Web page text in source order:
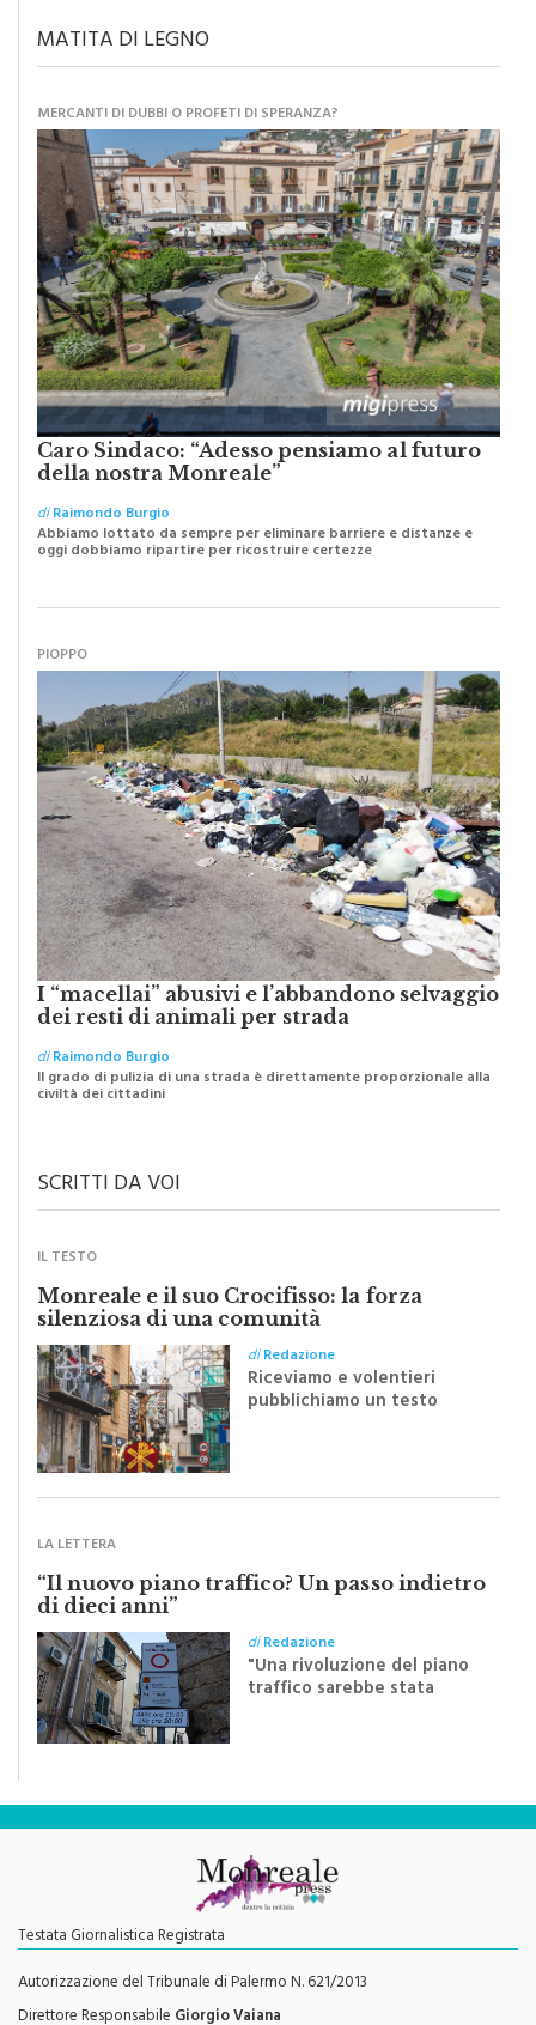
Caro Sindaco: “Adesso pensiamo al futuro
della nostra Monreale”
diRaimondo Burgio
Abbiamo lottato da sempre per eliminare barriere e distanze e
oggi dobbiamo ripartire per ricostruire certezze
I “macellai” abusivi e l’abbandono selvaggio
dei resti di animali per strada
diRaimondo Burgio
Il grado di pulizia di una strada è direttamente proporzionale alla
civiltà dei cittadini
Monreale e il suo Crocifisso: la forza
silenziosa di una comunità
diRedazione
Riceviamo e volentieri
pubblichiamo un testo
inviato dalla scrittrice
monrealese Mariella
“Il nuovo piano traffico? Un passo indietro
di dieci anni”
"Una rivoluzione del piano
traffico sarebbe stata
efficace se preceduta da
una rivoluzione culturale"
Testata Giornalistica Registrata
Autorizzazione del Tribunale di Palermo N. 621/2013
Direttore ResponsabileGiorgio Vaiana
Contatti e info